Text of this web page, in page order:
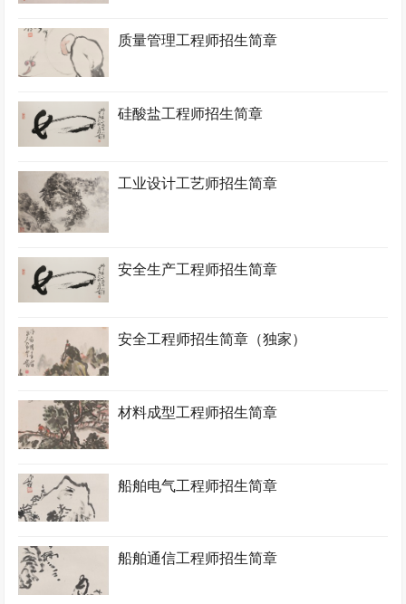
质量管理工程师招生简章
硅酸盐工程师招生简章
工业设计工艺师招生简章
安全生产工程师招生简章
安全工程师招生简章（独家）
材料成型工程师招生简章
船舶电气工程师招生简章
船舶通信工程师招生简章